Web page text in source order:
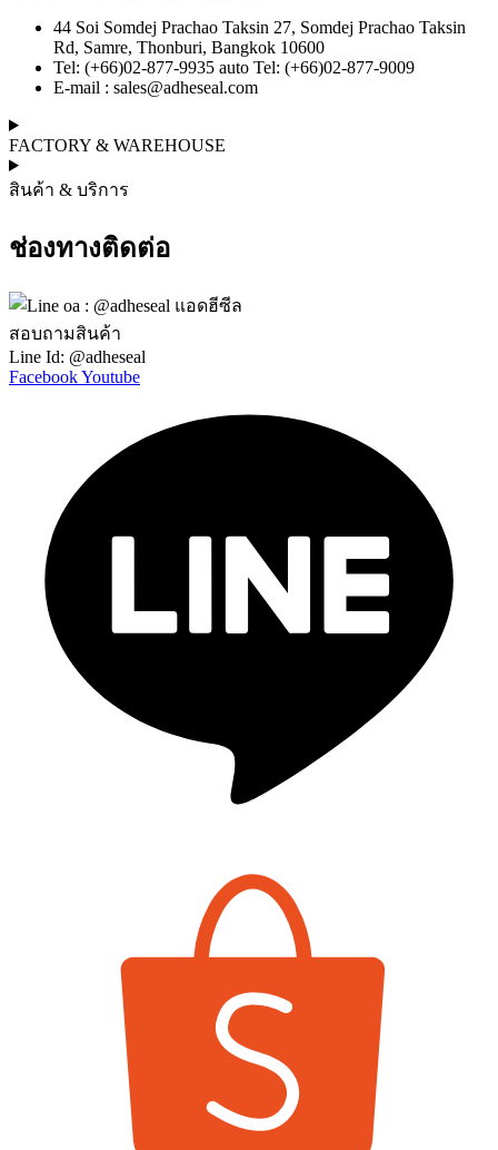
44 Soi Somdej Prachao Taksin 27, Somdej Prachao Taksin
Rd, Samre, Thonburi, Bangkok 10600
Tel: (+66)02-877-9935 auto Tel: (+66)02-877-9009
E-mail : sales@adheseal.com
FACTORY & WAREHOUSE
สินค้า & บริการ
ช่องทางติดต่อ
สอบถามสินค้า
Line Id: @adheseal
FacebookYoutube